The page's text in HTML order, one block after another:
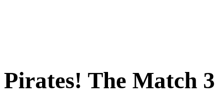
Pirates! The Match 3